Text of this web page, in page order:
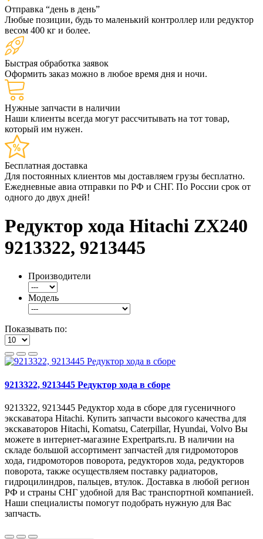
Отправка “день в день”
Любые позиции, будь то маленький контроллер или редуктор
весом 400 кг и более.
Быстрая обработка заявок
Оформить заказ можно в любое время дня и ночи.
Нужные запчасти в наличии
Наши клиенты всегда могут рассчитывать на тот товар,
который им нужен.
Бесплатная доставка
Для постоянных клиентов мы доставляем грузы бесплатно.
Ежедневные авиа отправки по РФ и СНГ. По России срок от
одного до двух дней!
Редуктор хода Hitachi ZX240
9213322, 9213445
Производители
Модель
Показывать по:
9213322, 9213445 Редуктор хода в сборе
9213322, 9213445 Редуктор хода в сборе для гусеничного
экскаватора Hitachi. Купить запчасти высокого качества для
экскаваторов Hitachi, Komatsu, Caterpillar, Hyundai, Volvo Вы
можете в интернет-магазине Expertparts.ru. В наличии на
складе большой ассортимент запчастей для гидромоторов
хода, гидромоторов поворота, редукторов хода, редукторов
поворота, также осуществляем поставку радиаторов,
гидроцилиндров, пальцев, втулок. Доставка в любой регион
РФ и страны СНГ удобной для Вас транспортной компанией.
Наши специалисты помогут подобрать нужную для Вас
запчасть.